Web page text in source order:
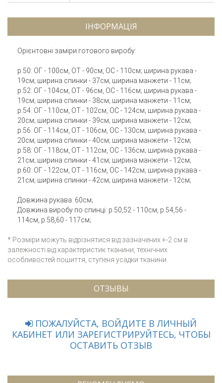
ІНФОРМАЦІЯ
Орієнтовні заміри готового виробу:
р.50: ОГ - 100см, ОТ - 90см, ОС - 110см; ширина рукава -
19см; ширина спинки - 37см; ширина манжети - 11см;
р.52: ОГ - 104см, ОТ - 96см, ОС - 116см; ширина рукава -
19см; ширина спинки - 38см; ширина манжети - 11см;
р.54: ОГ - 110см, ОТ - 102см, ОС - 124см; ширина рукава -
20см; ширина спинки - 39см; ширина манжети - 12см;
р.56: ОГ - 114см, ОТ - 106см, ОС - 130см; ширина рукава -
20см; ширина спинки - 40см; ширина манжети - 12см;
р.58: ОГ - 118см, ОТ - 112см, ОС - 136см; ширина рукава -
21см; ширина спинки - 41см; ширина манжети - 12см;
р.60: ОГ - 122см, ОТ - 116см, ОС - 142см; ширина рукава -
21см; ширина спинки - 42см; ширина манжети - 12см;
Довжина рукава: 60см;
Довжина виробу по спинці: р.50,52 - 110см, р.54,56 -
114см, р.58,60 - 117см;
* Розміри можуть відрізнятися від зазначених +-2 см в
залежності від характеристик тканини, технічних
особливостей пошиття, ступеня усадки тканини.
ОТЗЫВЫ
ПОЖАЛУЙСТА, ВОЙДИТЕ В ЛИЧНЫЙ
КАБИНЕТ ИЛИ ЗАРЕГИСТРИРУЙТЕСЬ, ЧТОБЫ
ОСТАВИТЬ ОТЗЫВ